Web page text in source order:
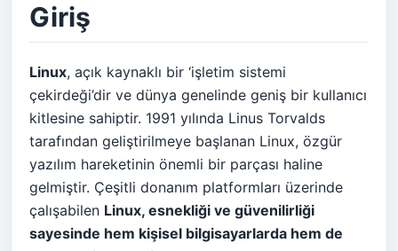
Giriş
Linux, açık kaynaklı bir ‘işletim sistemi
çekirdeği’dir ve dünya genelinde geniş bir kullanıcı
kitlesine sahiptir. 1991 yılında Linus Torvalds
tarafından geliştirilmeye başlanan Linux, özgür
yazılım hareketinin önemli bir parçası haline
gelmiştir. Çeşitli donanım platformları üzerinde
çalışabilen Linux, esnekliği ve güvenilirliği
sayesinde hem kişisel bilgisayarlarda hem de